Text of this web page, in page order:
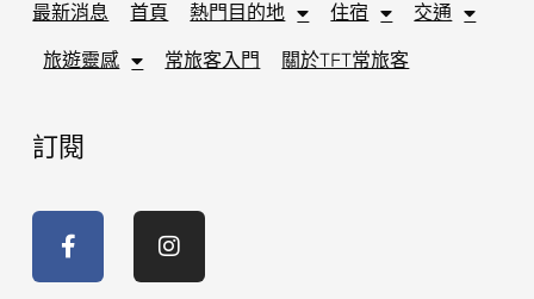
最新消息 首頁 熱門目的地 住宿 交通
旅遊靈感 常旅客入門 關於TFT常旅客
訂閱
c
s